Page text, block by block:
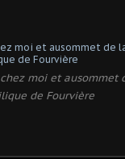
moi et ausommet
de Fourvière